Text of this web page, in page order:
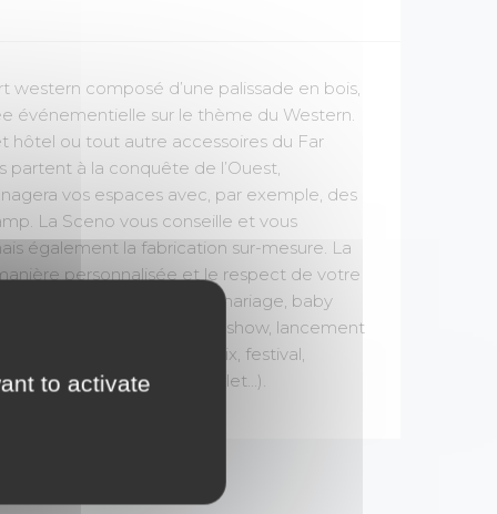
composé d’une palissade en bois,
événementielle sur le thème du Western.
hôtel ou tout autre accessoires du Far
partent à la conquête de l’Ouest,
vos espaces avec, par exemple, des
La Sceno vous conseille et vous
également la fabrication sur-mesure. La
personnalisée et le respect de votre
types d'événements (mariage, baby
générale, gala, fashion show, lancement
colloque, remise de prix, festival,
centre commercial outlet...).
to activate